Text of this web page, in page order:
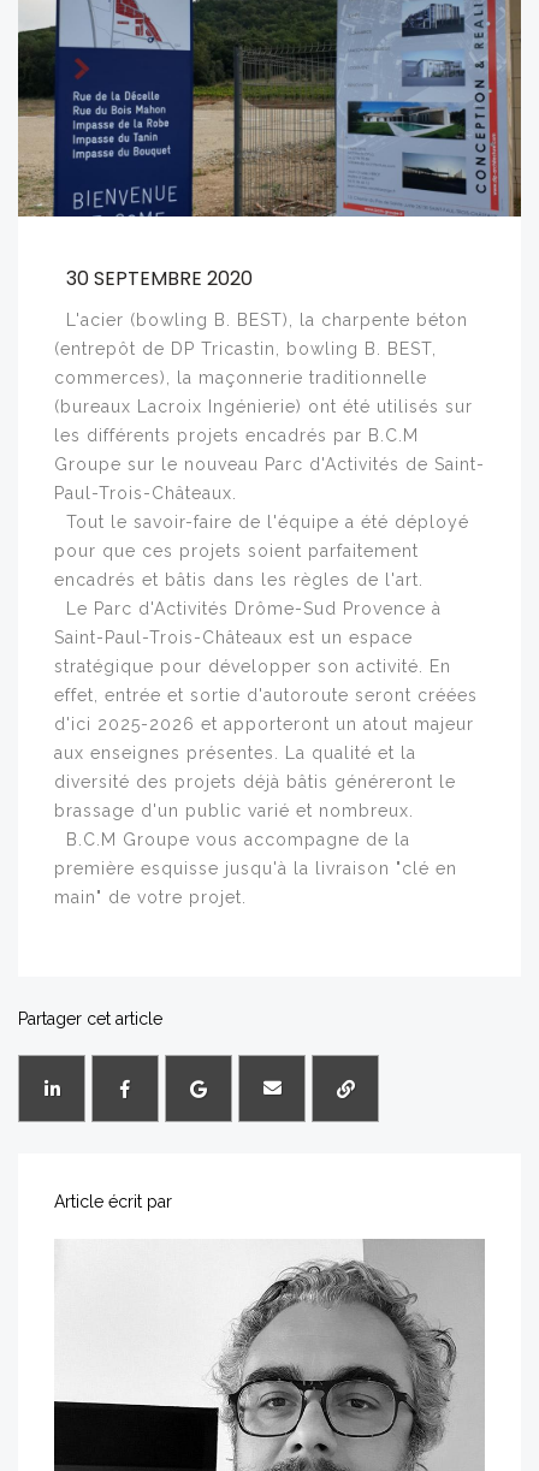
30 SEPTEMBRE 2020
L'acier (bowling B. BEST), la charpente béton
(entrepôt de DP Tricastin, bowling B. BEST,
commerces), la maçonnerie traditionnelle
(bureaux Lacroix Ingénierie) ont été utilisés sur
les différents projets encadrés par B.C.M
Groupe sur le nouveau Parc d'Activités de Saint-
Paul-Trois-Châteaux.
Tout le savoir-faire de l'équipe a été déployé
pour que ces projets soient parfaitement
encadrés et bâtis dans les règles de l'art.
Le Parc d'Activités Drôme-Sud Provence à
Saint-Paul-Trois-Châteaux est un espace
stratégique pour développer son activité. En
effet, entrée et sortie d'autoroute seront créées
d'ici 2025-2026 et apporteront un atout majeur
aux enseignes présentes. La qualité et la
diversité des projets déjà bâtis généreront le
brassage d'un public varié et nombreux.
B.C.M Groupe vous accompagne de la
première esquisse jusqu'à la livraison "clé en
main" de votre projet.
Partager cet article
Article écrit par